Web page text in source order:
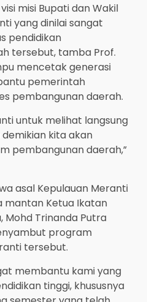
misi Bupati dan Wakil
yang dinilai sangat
pendidikan
tersebut, tamba Prof.
mencetak generasi
pemerintah
pembangunan daerah.
untuk melihat langsung
kita akan
pembangunan daerah,”
asal Kepulauan Meranti
mantan Ketua Ikatan
Mohd Trinanda Putra
program
tersebut.
membantu kami yang
tinggi, khususnya